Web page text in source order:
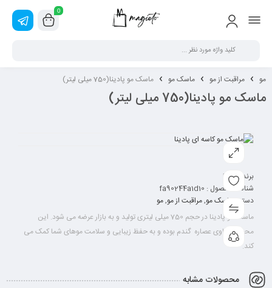
0
مو مراقبت از مو ماسک مو ماسک مو پادینا(750 میلی لیتر)
ماسک مو پادینا(750 میلی لیتر)
برند:پادینا
شناسه محصول : fa90244a1d10
دسته : ماسک مو,مراقبت از مو,مو
ماسک مو پادینا در حجم 750 میلی لیتری تولید و به بازار عرضه می شود. این
محصول حاوی عصاره گندم بوده و به حفظ زیبایی و سلامت موهای شما کمک می
کند.
محصولات مشابه